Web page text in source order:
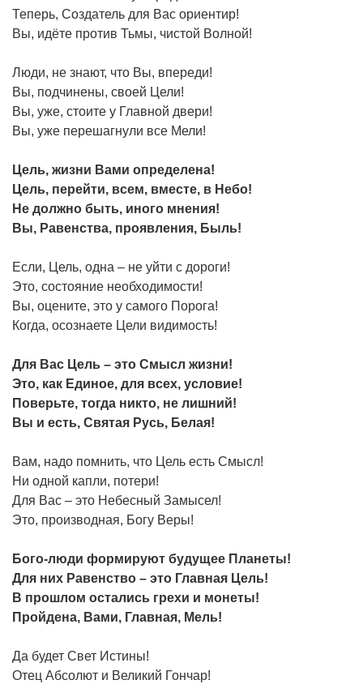
Теперь, Создатель для Вас ориентир!
Вы, идёте против Тьмы, чистой Волной!
Люди, не знают, что Вы, впереди!
Вы, подчинены, своей Цели!
Вы, уже, стоите у Главной двери!
Вы, уже перешагнули все Мели!
Цель, жизни Вами определена!
Цель, перейти, всем, вместе, в Небо!
Не должно быть, иного мнения!
Вы, Равенства, проявления, Быль!
Если, Цель, одна – не уйти с дороги!
Это, состояние необходимости!
Вы, оцените, это у самого Порога!
Когда, осознаете Цели видимость!
Для Вас Цель – это Смысл жизни!
Это, как Единое, для всех, условие!
Поверьте, тогда никто, не лишний!
Вы и есть, Святая Русь, Белая!
Вам, надо помнить, что Цель есть Смысл!
Ни одной капли, потери!
Для Вас – это Небесный Замысел!
Это, производная, Богу Веры!
Бого-люди формируют будущее Планеты!
Для них Равенство – это Главная Цель!
В прошлом остались грехи и монеты!
Пройдена, Вами, Главная, Мель!
Да будет Свет Истины!
Отец Абсолют и Великий Гончар!